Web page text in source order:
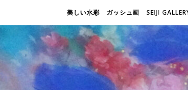
美しい水彩 ガッシュ画 SEIJI